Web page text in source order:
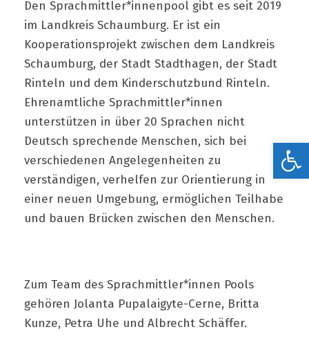
Den Sprachmittler*innenpool gibt es seit 2019
im Landkreis Schaumburg. Er ist ein
Kooperationsprojekt zwischen dem Landkreis
Schaumburg, der Stadt Stadthagen, der Stadt
Rinteln und dem Kinderschutzbund Rinteln.
Ehrenamtliche Sprachmittler*innen
unterstützen in über 20 Sprachen nicht
Deutsch sprechende Menschen, sich bei
verschiedenen Angelegenheiten zu
verständigen, verhelfen zur Orientierung in
einer neuen Umgebung, ermöglichen Teilhabe
und bauen Brücken zwischen den Menschen.
Zum Team des Sprachmittler*innen Pools
gehören Jolanta Pupalaigyte-Cerne, Britta
Kunze, Petra Uhe und Albrecht Schäffer.
Werkzeugleiste öffnen